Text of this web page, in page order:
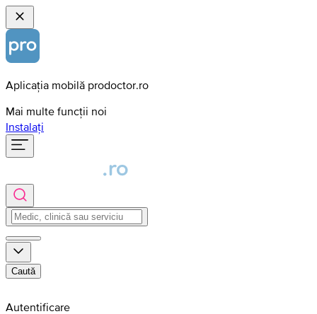
Aplicația mobilă prodoctor.ro
Mai multe funcții noi
Instalați
Caută
Autentificare